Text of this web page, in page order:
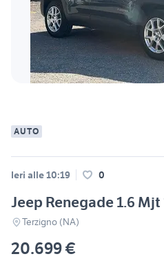
AUTO
Ieri alle 10:19 0
Jeep Renegade 1.6
Terzigno (NA)
20.699 €